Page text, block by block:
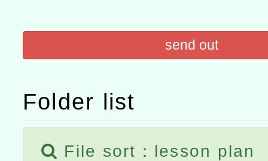
位及節水達人選拔活動」
市孔廟祈福系列活動—儒
2026年桃園地景藝術節教
send out
Folder list
File sort：lesson plan